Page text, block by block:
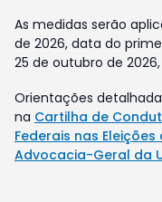
As medidas serão
de 2026, data do
25 de outubro de
Orientações
na Cartilha de
Federais nas
Advocacia-Geral da